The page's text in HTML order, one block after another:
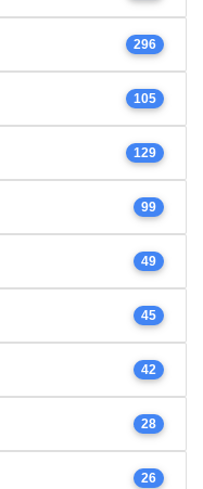
296
105
129
99
49
45
42
28
26